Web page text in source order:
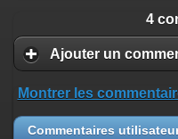
4
Ajouter un
Montrer les
Commentaires